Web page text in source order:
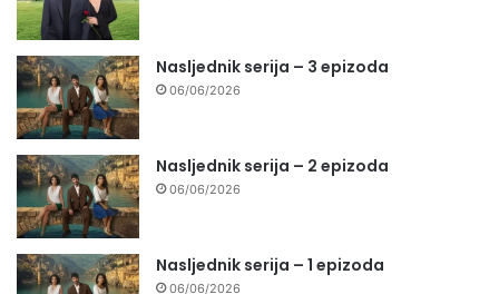
Nasljednik serija – 3 epizoda
06/06/2026
Nasljednik serija – 2 epizoda
06/06/2026
Nasljednik serija – 1 epizoda
06/06/2026